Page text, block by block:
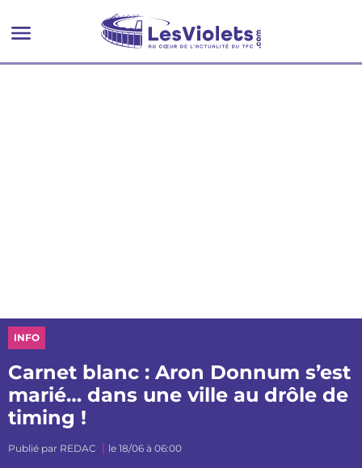
INFO
Carnet blanc : Aron Donnum s’est
marié… dans une ville au drôle de
timing !
Publié par REDAC le 18/06 à 06:00